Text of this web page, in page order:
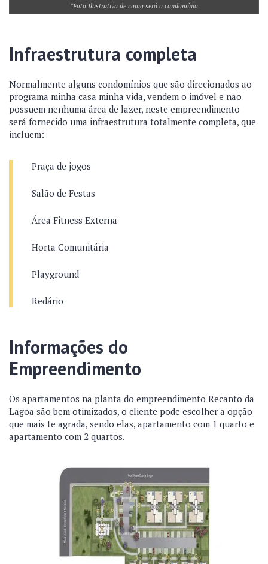
*Foto Ilustrativa de como será o condomínio
Infraestrutura completa
Normalmente alguns condomínios que são direcionados ao
programa minha casa minha vida, vendem o imóvel e não
possuem nenhuma área de lazer, neste empreendimento
será fornecido uma infraestrutura totalmente completa, que
incluem:
Praça de jogos
Salão de Festas
Área Fitness Externa
Horta Comunitária
Playground
Redário
Informações do
Empreendimento
Os apartamentos na planta do empreendimento Recanto da
Lagoa são bem otimizados, o cliente pode escolher a opção
que mais te agrada, sendo elas, apartamento com 1 quarto e
apartamento com 2 quartos.